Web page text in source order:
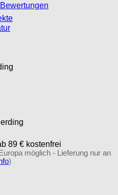
89 € kostenfrei
möglich - Lieferung nur an
)